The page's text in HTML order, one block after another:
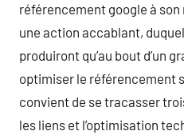
référencement google à
une action accablant,
produiront qu’au bout d’un
optimiser le référencement
convient de se tracasser
les liens et l’optimisation